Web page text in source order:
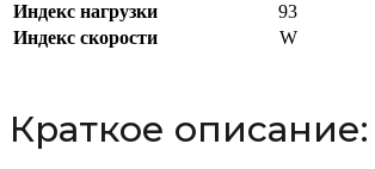
Индекс нагрузки
93
Индекс скорости
W
Краткое описание: